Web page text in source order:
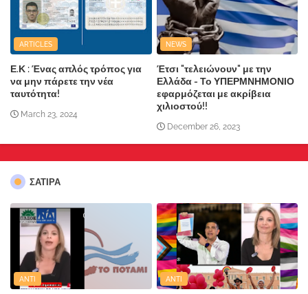
ARTICLES
Ε.Κ : Ένας απλός τρόπος για
να μην πάρετε την νέα
ταυτότητα!
March 23, 2024
NEWS
Έτσι "τελειώνουν" με την
Ελλάδα - Το ΥΠΕΡΜΝΗΜΟΝΙΟ
εφαρμόζεται με ακρίβεια
χιλιοστού!!
December 26, 2023
ΣΑΤΙΡΑ
ANTI ANTI